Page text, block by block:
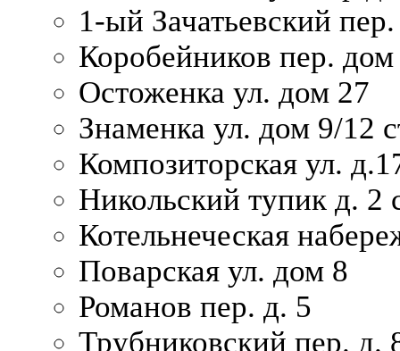
1-ый Зачатьевский
Коробейников пер.
Остоженка ул. дом 27
Знаменка ул. дом 9/12
Композиторская ул.
Никольский тупик д. 2
Котельнеческая
Поварская ул. дом 8
Романов пер. д. 5
Трубниковский пер. д.